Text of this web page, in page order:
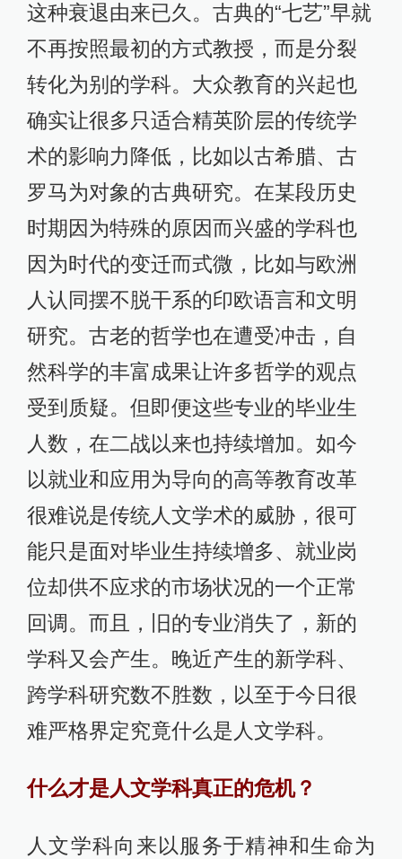
这种衰退由来已久。古典的“七艺”早就
不再按照最初的方式教授，而是分裂
转化为别的学科。大众教育的兴起也
确实让很多只适合精英阶层的传统学
术的影响力降低，比如以古希腊、古
罗马为对象的古典研究。在某段历史
时期因为特殊的原因而兴盛的学科也
因为时代的变迁而式微，比如与欧洲
人认同摆不脱干系的印欧语言和文明
研究。古老的哲学也在遭受冲击，自
然科学的丰富成果让许多哲学的观点
受到质疑。但即便这些专业的毕业生
人数，在二战以来也持续增加。如今
以就业和应用为导向的高等教育改革
很难说是传统人文学术的威胁，很可
能只是面对毕业生持续增多、就业岗
位却供不应求的市场状况的一个正常
回调。而且，旧的专业消失了，新的
学科又会产生。晚近产生的新学科、
跨学科研究数不胜数，以至于今日很
难严格界定究竟什么是人文学科。
什么才是人文学科真正的危机？
人文学科向来以服务于精神和生命为